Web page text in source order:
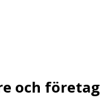
och företag